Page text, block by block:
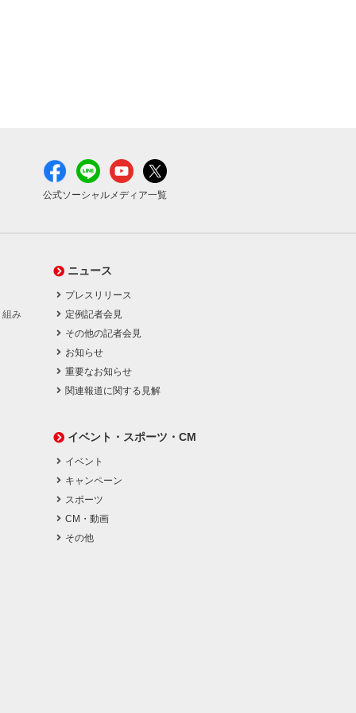
公式ソーシャルメディア一覧
組み
ニュース
プレスリリース
定例記者会見
その他の記者会見
お知らせ
重要なお知らせ
関連報道に関する見解
イベント・スポーツ・CM
イベント
キャンペーン
スポーツ
CM・動画
その他